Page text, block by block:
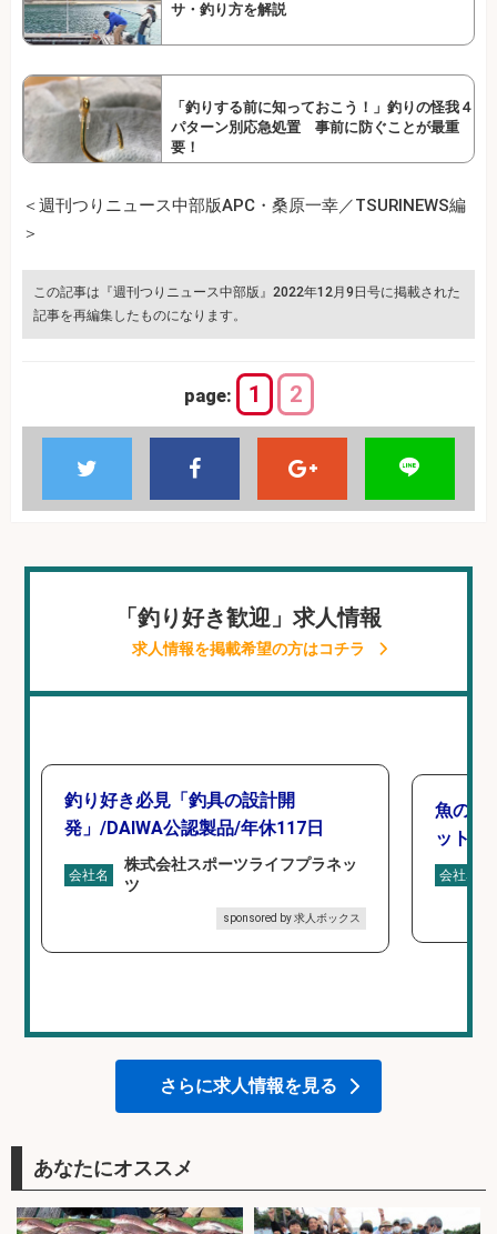
サ・釣り方を解説
「釣りする前に知っておこう！」釣りの怪我４
パターン別応急処置 事前に防ぐことが最重
要！
＜週刊つりニュース中部版APC・桑原一幸／TSURINEWS編
＞
この記事は『週刊つりニュース中部版』2022年12月9日号に掲載された
記事を再編集したものになります。
page: 1 2
「釣り好き歓迎」求人情報
求人情報を掲載希望の方はコチラ
釣り好き必見「釣具の設計開
発」/DAIWA公認製品/年休117日
会社名
株式会社スポーツライフプラネッ
ツ
sponsored by 求人ボックス
魚の「
ットを
会社名
さらに求人情報を見る
あなたにオススメ